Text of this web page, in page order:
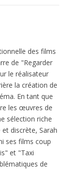
des films
de "Regarder
le réalisateur
la création de
En tant que
les œuvres de
sélection riche
discrète, Sarah
ses films coup
et "Taxi
de